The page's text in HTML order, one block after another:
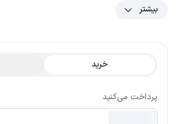
بیشتر
خرید
پرداخت می‌کنید